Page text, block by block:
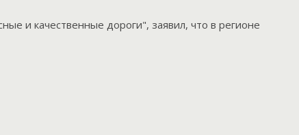
и качественные дороги", заявил, что в регионе